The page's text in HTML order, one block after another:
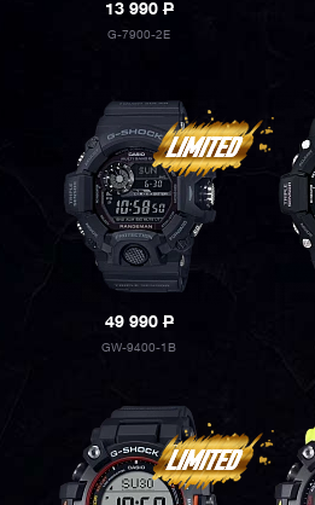
13 990P
G-7900-2E
49 990P
GW-9400-1B